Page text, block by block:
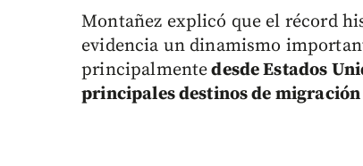
Montañez explicó que el récord
evidencia un dinamismo
principalmentedesde Estados
principales destinos de